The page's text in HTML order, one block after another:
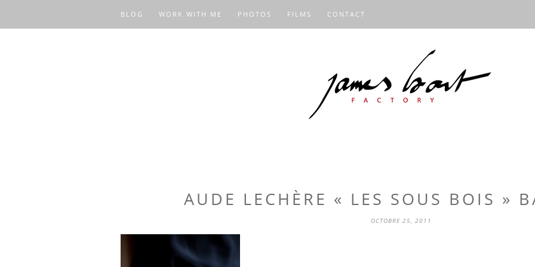
BLOG WORK WITH ME PHOTOS FILMS CONTACT
AUDE LECHÈRE « LES SOUS BOIS »
OCTOBRE 25, 2011